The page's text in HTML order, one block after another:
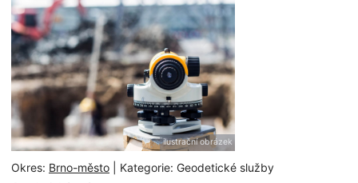
Okres: Brno-město | Kategorie: Geodetické služby
ilustrační obrázek